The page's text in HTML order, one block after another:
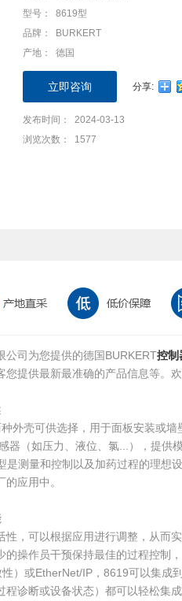
型号： 8619型
品牌： BURKERT
产地： 德国
立即咨询 分享:
发布时间： 2024-03-13
浏览次数： 1577
公司为您提供的德国BURKERT控制
提供最新最准确的产品信息等。
外壳可供选择，用于面板安装或
器（如压力、液位、氯...），提
测量和控制以及加药过程的理想
应用中。
，可以根据应用进行调整，从而
操作员干预保持最佳的过程控制
）或EtherNet/IP，8619可以集成
程诊断或设备状态）都可以轻松集